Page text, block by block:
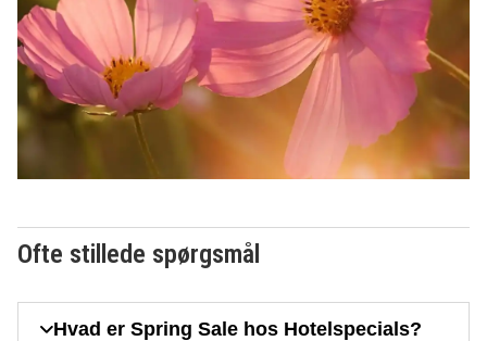
Ofte stillede spørgsmål
Hvad er Spring Sale hos Hotelspecials?